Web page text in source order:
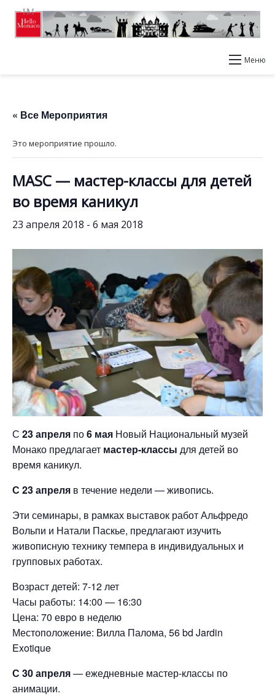
Меню
« Все Мероприятия
Это мероприятие прошло.
MASC — мастер-классы для детей
во время каникул
23 апреля 2018 - 6 мая 2018
С 23 апреля по6 мая Новый Национальный музей
Монако предлагает мастер-классы для детей во
время каникул.
С 23 апреля в течение недели — живопись.
Эти семинары, в рамках выставок работ Альфредо
Вольпи и Натали Паскье, предлагают изучить
живописную технику темпера в индивидуальных и
групповых работах.
Возраст детей: 7-12 лет
Часы работы: 14:00 — 16:30
Цена: 70 евро в неделю
Местоположение: Вилла Палома, 56 bd Jardin
Exotique
С 30 апреля— ежедневные мастер-классы по
анимации.